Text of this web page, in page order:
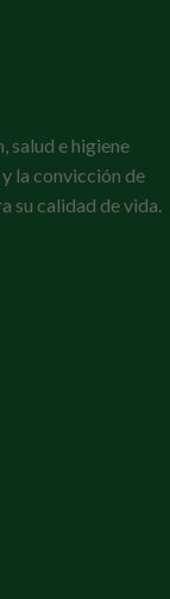
salud e higiene
la convicción de
su calidad de vida.